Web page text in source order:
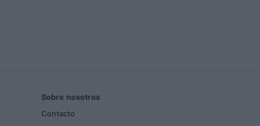
Sobre nosotros
Contacto